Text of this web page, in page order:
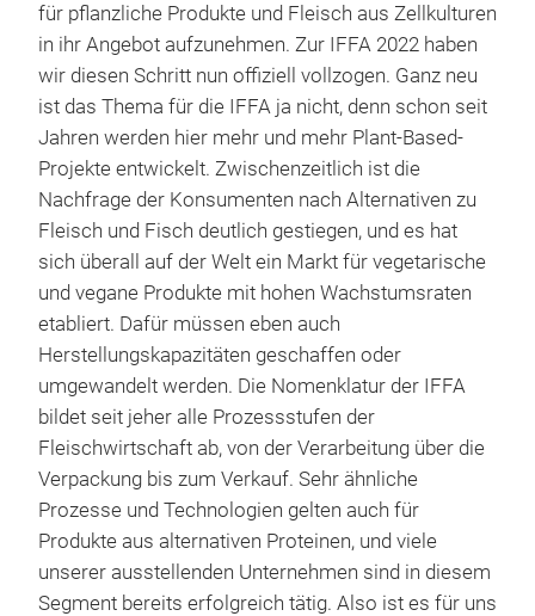
für pflanzliche Produkte und Fleisch aus Zellkulturen
in ihr Angebot aufzunehmen. Zur IFFA 2022 haben
wir diesen Schritt nun offiziell vollzogen. Ganz neu
ist das Thema für die IFFA ja nicht, denn schon seit
Jahren werden hier mehr und mehr Plant-Based-
Projekte entwickelt. Zwischenzeitlich ist die
Nachfrage der Konsumenten nach Alternativen zu
Fleisch und Fisch deutlich gestiegen, und es hat
sich überall auf der Welt ein Markt für vegetarische
und vegane Produkte mit hohen Wachstumsraten
etabliert. Dafür müssen eben auch
Herstellungskapazitäten geschaffen oder
umgewandelt werden. Die Nomenklatur der IFFA
bildet seit jeher alle Prozessstufen der
Fleischwirtschaft ab, von der Verarbeitung über die
Verpackung bis zum Verkauf. Sehr ähnliche
Prozesse und Technologien gelten auch für
Produkte aus alternativen Proteinen, und viele
unserer ausstellenden Unternehmen sind in diesem
Segment bereits erfolgreich tätig. Also ist es für uns